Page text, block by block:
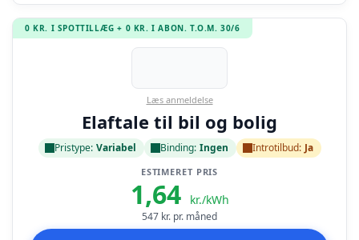
0 KR. I SPOTTILLÆG + 0 KR. I ABON. T.O.M. 30/6
Læs anmeldelse
Elaftale til bil og bolig
Pristype: Variabel Binding: Ingen Introtilbud: Ja
ESTIMERET PRIS
1,64 kr./kWh
547 kr. pr. måned